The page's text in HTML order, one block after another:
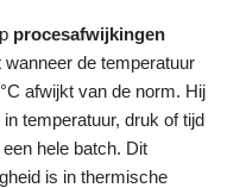
procesafwijkingen
de temperatuur
afwijkt van de norm. Hij
temperatuur, druk of tijd
hele batch. Dit
is in thermische